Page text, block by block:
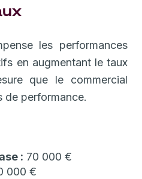
les performances
en augmentant le taux
que le commercial
de performance.
: 70 000 €
000 €